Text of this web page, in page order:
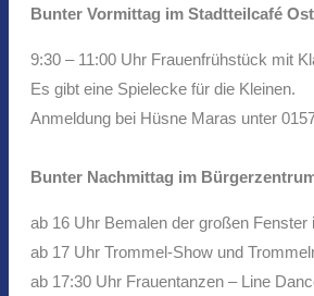
Bunter Vormittag im Stadtteilcafé
9:30 – 11:00 Uhr Frauenfrühstück mit
Es gibt eine Spielecke für die Kleinen.
Anmeldung bei Hüsne Maras unter
Bunter Nachmittag im
ab 16 Uhr Bemalen der großen
ab 17 Uhr Trommel-Show und
ab 17:30 Uhr Frauentanzen – Line